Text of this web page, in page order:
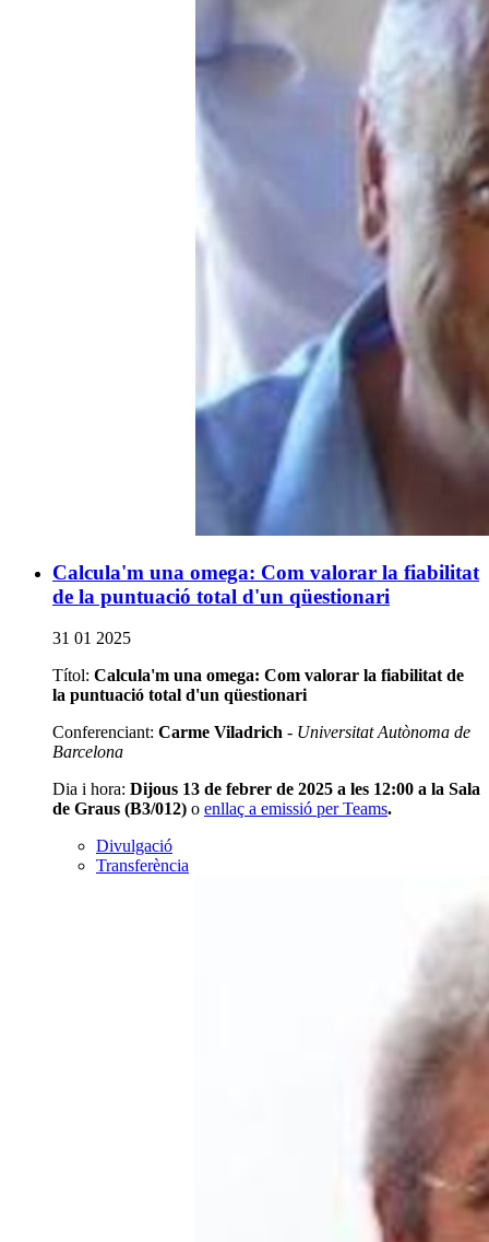
Calcula'm una omega: Com valorar la fiabilitat
de la puntuació total d'un qüestionari
31 01 2025
Títol: Calcula'm una omega: Com valorar la fiabilitat de
la puntuació total d'un qüestionari
Conferenciant: Carme Viladrich - Universitat Autònoma de
Barcelona
Dia i hora: Dijous 13 de febrer de 2025 a les 12:00 a la Sala
de Graus (B3/012) o enllaç a emissió per Teams.
Divulgació
Transferència